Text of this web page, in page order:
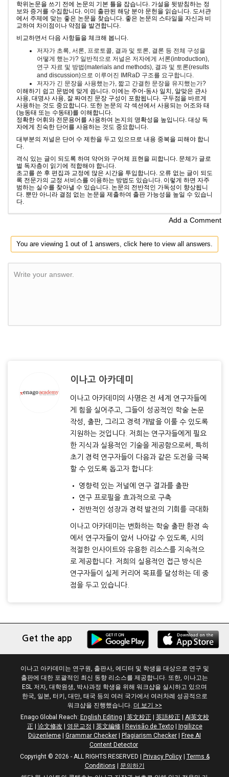
학위논문을 쓰기 전에 논문의 기본 틀을 잡습니다. 가설을 뒷받침하는 정
보와 증거를 수집합니다. 이미 출판된 해당 분야 문헌을 읽습니다. 도서관
에서 주제에 맞는 좋은 논문을 찾습니다. 좋은 논문의 스타일을 자신과 비
교하여 차이점이나 약점을 발견합니다.
비교하면서 다음 사항들을 체크해 봅니다.
저자가 초록, 서론, 프로토콜, 결과 및 토론, 결론 등 전체 구성을
어떻게 했는가? 일반적으로 저널은 저자에게 서론(introduction),
연구 자료 및 방법(materials and methods), 결과 및 토론(results
and discussion)으로 이루어진 IMRaD 구조를 요구합니다.
저자가 긴 문장을 사용했는가, 짧고 간결한 문장을 유지했는가?
이해하기 쉽고 문법에 맞게 씁니다. 이에는 주어-동사 일치, 알맞은 관사
사용, 대명사 사용, 잘 짜여진 문장 구성이 포함됩니다. 구두점을 바르게
사용하는 것도 중요합니다. 또한 논문의 각 섹션에서 사용되는 어조와 태
(능동태 또는 수동태)를 이해합니다.
정확한 어휘와 전문용어를 사용하여 논지의 명확성을 높입니다. 대상 독
자에게 친숙한 단어를 사용하는 것도 중요합니다.
대부분의 저널은 단어 수 제한을 두고 있으므로 내용 중복을 피해야 합니
다.
격식 있는 글이 되도록 하며 약어와 구어체 표현을 피합니다. 문체가 글로
벌 독자층이 읽기에 적합해야 합니다.
초고를 쓴 후 편집과 교정에 많은 시간을 투입합니다. 오류 없는 글이 되도
록 전문가의 교정 서비스를 이용하는 방법도 있습니다. 이렇게 하면 자주
범하는 실수를 찾아낼 수 있습니다. 논문의 전반적인 가독성이 향상됩니
다. 뿐만 아니라 결점 없는 논문을 제출하여 출판 가능성을 높일 수 있습니
다.
Add a Comment
You are viewing 1 out of 1 answers, click here to view all answers.
Write your answer.
이나고 아카데미
이나고 아카데미의 사명은 전 세계 연구자들에
게 힘을 실어주고, 그들이 성공적인 학술 논문
작성, 출판, 그리고 경력 개발을 이룰 수 있도록
지원하는 것입니다. 저희는 연구자들에게 필요
한 지식과 실용적인 기술을 제공함으로써, 특히
초기 경력 연구자들이 다음과 같은 도전을 극복
할 수 있도록 돕고자 합니다:
• 영향력 있는 저널에 연구 결과를 출판
• 연구 프로필을 효과적으로 구축
• 전반적인 성장과 경력 발전의 기회를 극대화
이나고 아카데미는 변화하는 학술 출판 환경 속
에서 연구자들이 앞서 나아갈 수 있도록, 시의
적절한 인사이트와 유용한 리소스를 지속적으
로 제공합니다. 저희의 실용적인 접근 방식은
연구자들이 실제 커리어 목표를 달성하는 데 중
점을 두고 있습니다.
Get the app
이나고 아카데미는 연구원, 출판사, 에디터 및 학생을 대상으로 연구 및
출판에 대한 포괄적인 최신 동향 리소스를 제공합니다. 또한, 이나고는
ESL 저자, 대학원생, 박사과정 학생을 위해 워크샵을 실시하고 있으며
한국, 일본, 터키, 대만, 태국 등의 여러 국가에서 여러차례 성공적으로
워크샵을 진행했습니다. 더 보기 >>
Enago Global Reach: English Editing 英文校正 英語校正
AI英文校
正
论文修改 영문교정 英文編修| Revisão de Texto|
Ingilizce
Düzenleme
Grammar Checker Plagiarism Checker
Free AI
Content Detector
Copyright © 2026 - ALL RIGHTS RESERVED
Privacy Policy| Terms &
Conditions
문의하기